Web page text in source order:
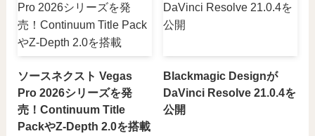
ソースネクスト Vegas
Pro 2026シリーズを発
売！Continuum Title
PackやZ-Depth 2.0を搭載
Blackmagic Designが
DaVinci Resolve 21.0.4を
公開